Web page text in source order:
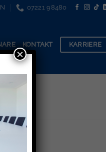
07221 98480
KONTAKT KARRIERE
×